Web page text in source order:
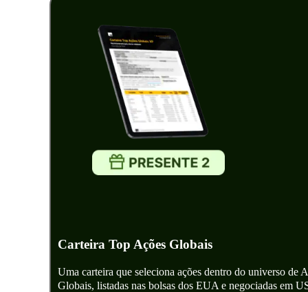
Carteira Top Ações Globais
Uma carteira que seleciona ações dentro do universo de
Globais, listadas nas bolsas dos EUA e negociadas em